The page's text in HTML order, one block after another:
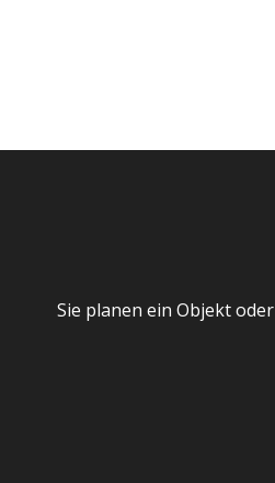
Sie planen ein Objekt